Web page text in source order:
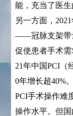
能，充当了医生
另一方面，
——冠脉支架带
促使患者手术
21年中国PCI（
0年增长超40%。
PCI手术操作难
操作水平。但